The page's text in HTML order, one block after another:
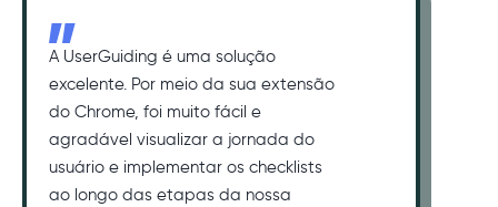
A UserGuiding é uma solução
excelente. Por meio da sua extensão
do Chrome, foi muito fácil e
agradável visualizar a jornada do
usuário e implementar os checklists
ao longo das etapas da nossa